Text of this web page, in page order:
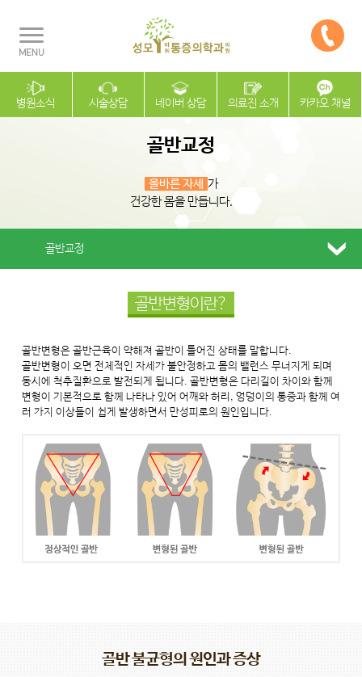
병원소식 시술상담 네이버 상담 의료진 소개 카카오 채널
골반교정
올바른 자세 가
건강한 몸을 만듭니다.
골반교정
골반변형이란?
골반변형은 골반근육이 약해져 골반이 틀어진 상태를 말합니다.
골반변형이 오면 전체적인 자세가 불안정하고 몸의 밸런스 무너지게 되며
동시에 척추질환으로 발전되게 됩니다. 골반변형은 다리길이 차이와 함께
변형이 기본적으로 함께 나타나 있어 어깨와 허리, 엉덩이의 통증과 함께 여
러 가지 이상들이 쉽게 발생하면서 만성피로의 원인입니다.
골반 불균형의 원인과 증상